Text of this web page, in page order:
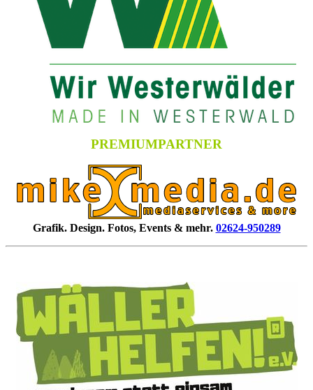
PREMIUMPARTNER
Grafik. Design. Fotos, Events & mehr. 02624-950289